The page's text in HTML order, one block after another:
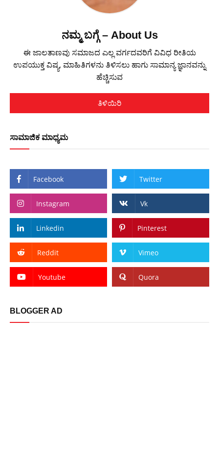
ನಮ್ಮ ಬಗ್ಗೆ – About Us
ಈ ಜಾಲತಾಣವು ಸಮಾಜದ ಎಲ್ಲ ವರ್ಗದವರಿಗೆ ವಿವಿಧ ರೀತಿಯ
ಉಪಯುಕ್ತ ವಿಷ್ಯ, ಮಾಹಿತಿಗಳನು ತಿಳಿಸಲು ಹಾಗು ಸಾಮಾನ್ಯ ಜ್ಞಾನವನ್ನು
ಹೆಚ್ಚಿಸುವ
ತಿಳಿಯಿರಿ
ಸಾಮಾಜಿಕ ಮಾಧ್ಯಮ
Facebook Twitter
Instagram Vk
Linkedin Pinterest
Reddit Vimeo
Youtube Quora
BLOGGER AD